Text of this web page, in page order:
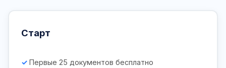
Старт
Первые 25 документов бесплатно